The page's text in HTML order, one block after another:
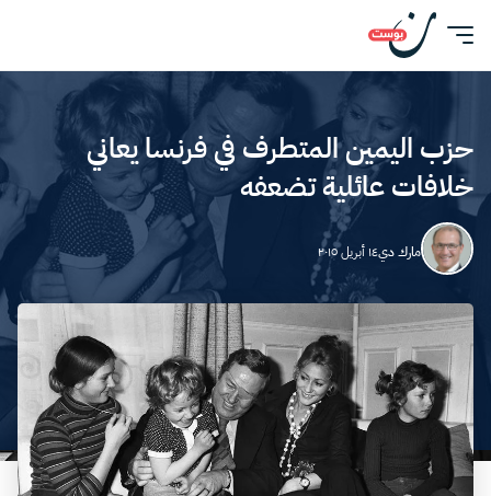
حزب اليمين المتطرف في فرنسا يعاني
خلافات عائلية تضعفه
مارك دي١٤ أبريل ٢٠١٥